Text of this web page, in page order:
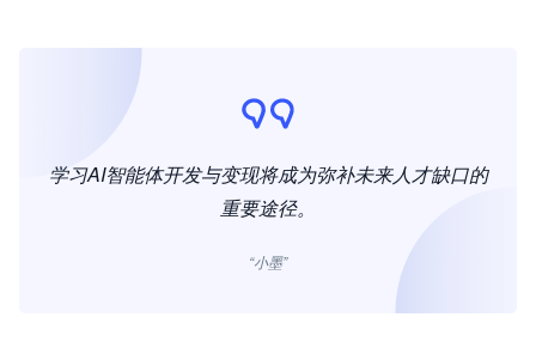
学习AI智能体开发与变现将成为弥补未来人才缺口的
重要途径。
“小墨”